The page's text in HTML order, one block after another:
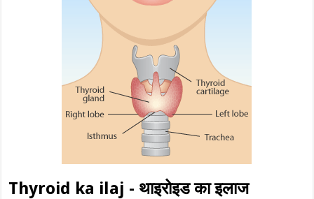
Thyroid ka ilaj - थाइरोइड का इलाज